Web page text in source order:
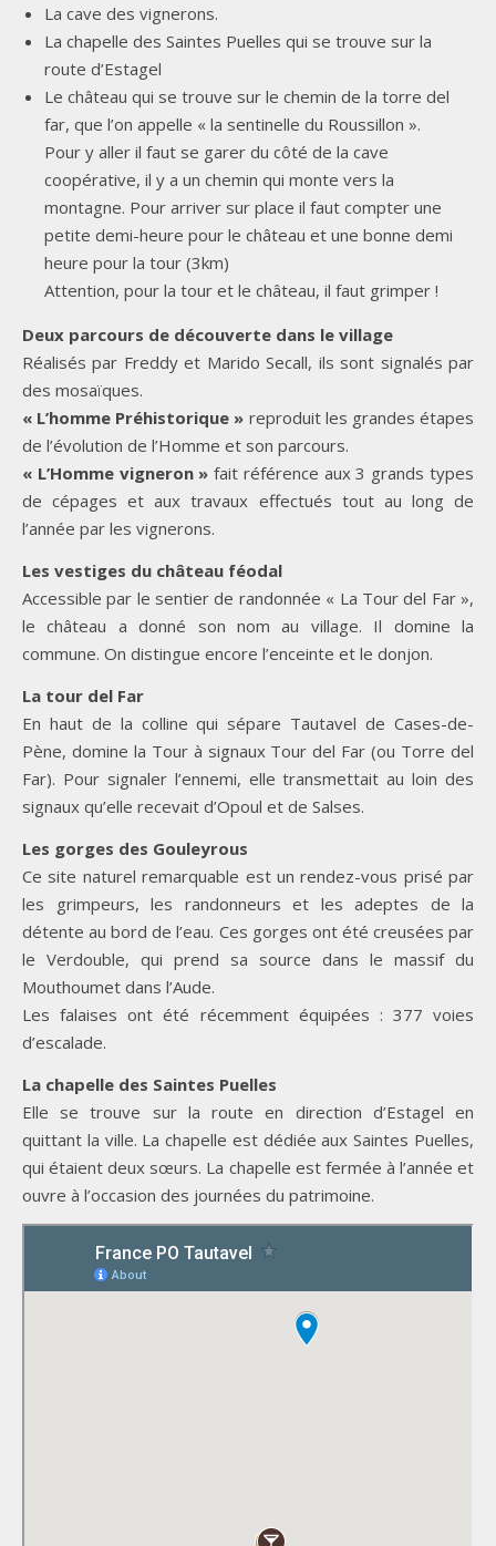
La cave des vignerons.
La chapelle des Saintes Puelles qui se trouve sur la
route d’Estagel
Le château qui se trouve sur le chemin de la torre del
far, que l’on appelle « la sentinelle du Roussillon ».
Pour y aller il faut se garer du côté de la cave
coopérative, il y a un chemin qui monte vers la
montagne. Pour arriver sur place il faut compter une
petite demi-heure pour le château et une bonne demi
heure pour la tour (3km)
Attention, pour la tour et le château, il faut grimper !
Deux parcours de découverte dans le village
Réalisés par Freddy et Marido Secall, ils sont signalés par
des mosaïques.
« L’homme Préhistorique » reproduit les grandes étapes
de l’évolution de l’Homme et son parcours.
« L’Homme vigneron » fait référence aux 3 grands types
de cépages et aux travaux effectués tout au long de
l’année par les vignerons.
Les vestiges du château féodal
Accessible par le sentier de randonnée « La Tour del Far »,
le château a donné son nom au village. Il domine la
commune. On distingue encore l’enceinte et le donjon.
La tour del Far
En haut de la colline qui sépare Tautavel de Cases-de-
Pène, domine la Tour à signaux Tour del Far (ou Torre del
Far). Pour signaler l’ennemi, elle transmettait au loin des
signaux qu’elle recevait d’Opoul et de Salses.
Les gorges des Gouleyrous
Ce site naturel remarquable est un rendez-vous prisé par
les grimpeurs, les randonneurs et les adeptes de la
détente au bord de l’eau. Ces gorges ont été creusées par
le Verdouble, qui prend sa source dans le massif du
Mouthoumet dans l’Aude.
Les falaises ont été récemment équipées : 377 voies
d’escalade.
La chapelle des Saintes Puelles
Elle se trouve sur la route en direction d’Estagel en
quittant la ville. La chapelle est dédiée aux Saintes Puelles,
qui étaient deux sœurs. La chapelle est fermée à l’année et
ouvre à l’occasion des journées du patrimoine.